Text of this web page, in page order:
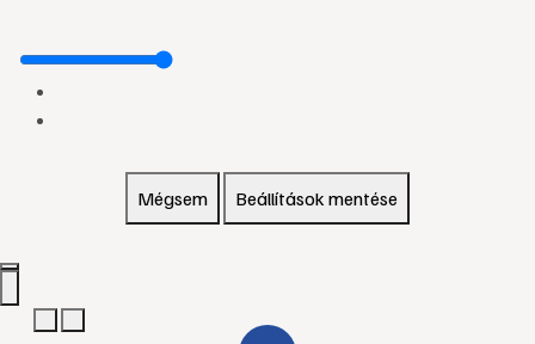
Mégsem Beállítások mentése